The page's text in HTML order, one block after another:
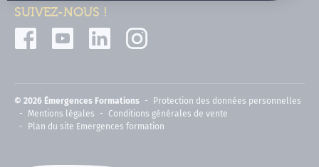
SUIVEZ-NOUS !
© 2026 Émergences Formations
Protection des données personnelles
Mentions légales
Conditions générales de vente
Plan du site Emergences formation